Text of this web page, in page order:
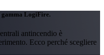
gamma LogiFire.
antincendio è
Ecco perché scegliere